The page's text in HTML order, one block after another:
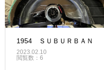
1954 ＳＵＢＵＲＢＡＮ
2023.02.10
閲覧数：6